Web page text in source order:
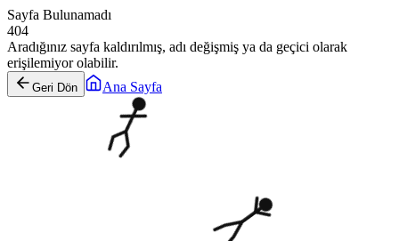
Sayfa Bulunamadı
404
Aradığınız sayfa kaldırılmış, adı değişmiş ya da geçici olarak
erişilemiyor olabilir.
Geri Dön Ana Sayfa